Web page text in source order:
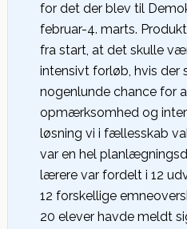
for det der blev til
februar-4. marts.
fra start, at det skulle
intensivt forløb, hvis der
nogenlunde chance for
opmærksomhed og
løsning vi i fællesskab
var en hel
lærere var fordelt i 12
12 forskellige
20 elever havde meldt